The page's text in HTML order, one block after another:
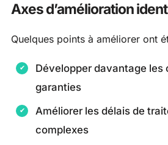
Axes d’amélioration
Quelques points à améliorer ont
Développer davantage les
garanties
Améliorer les délais de
complexes